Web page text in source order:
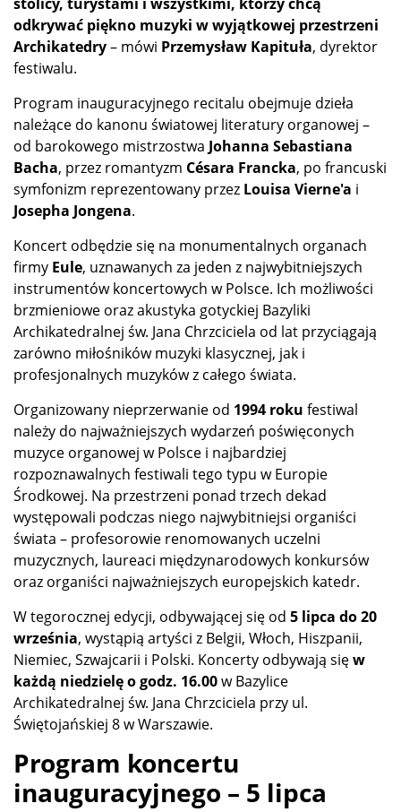
odkrywać piękno muzyki w wyjątkowej przestrzeni
Archikatedry– mówi Przemysław Kapituła, dyrektor
festiwalu.
Program inauguracyjnego recitalu obejmuje dzieła
należące do kanonu światowej literatury organowej –
od barokowego mistrzostwa Johanna Sebastiana
Bacha, przez romantyzm Césara Francka, po francuski
symfonizm reprezentowany przez Louisa Vierne'a i
Josepha Jongena.
Koncert odbędzie się na monumentalnych organach
firmy Eule, uznawanych za jeden z najwybitniejszych
instrumentów koncertowych w Polsce. Ich możliwości
brzmieniowe oraz akustyka gotyckiej Bazyliki
Archikatedralnej św. Jana Chrzciciela od lat przyciągają
zarówno miłośników muzyki klasycznej, jak i
profesjonalnych muzyków z całego świata.
Organizowany nieprzerwanie od 1994 roku festiwal
należy do najważniejszych wydarzeń poświęconych
muzyce organowej w Polsce i najbardziej
rozpoznawalnych festiwali tego typu w Europie
Środkowej. Na przestrzeni ponad trzech dekad
występowali podczas niego najwybitniejsi organiści
świata – profesorowie renomowanych uczelni
muzycznych, laureaci międzynarodowych konkursów
oraz organiści najważniejszych europejskich katedr.
W tegorocznej edycji, odbywającej się od 5 lipca do 20
września, wystąpią artyści z Belgii, Włoch, Hiszpanii,
Niemiec, Szwajcarii i Polski. Koncerty odbywają sięw
każdą niedzielę o godz. 16.00w Bazylice
Archikatedralnej św. Jana Chrzciciela przy ul.
Świętojańskiej 8 w Warszawie.
Program koncertu
inauguracyjnego – 5 lipca